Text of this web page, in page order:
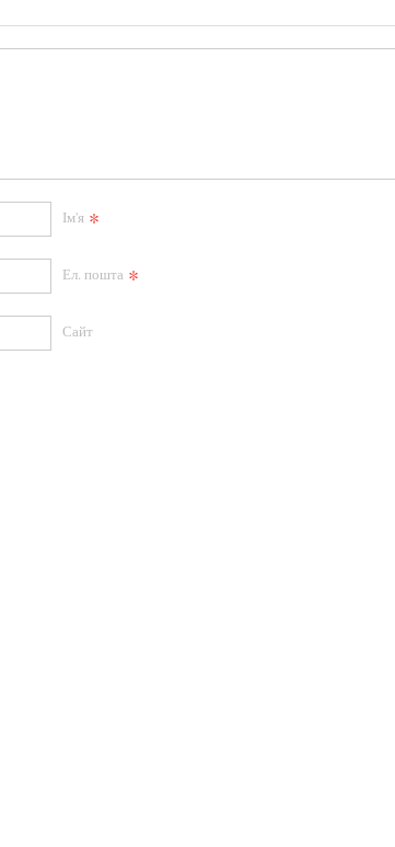
Ім'я *
Ел. пошта *
Сайт